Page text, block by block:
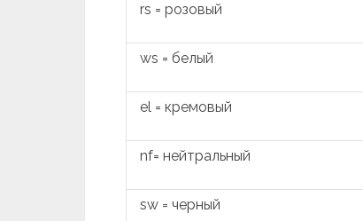
rs = розовый
ws = белый
el = кремовый
nf= нейтральный
sw = черный